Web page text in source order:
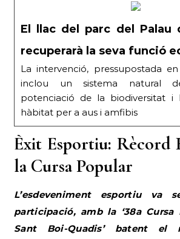
El llac del parc del Palau
recuperarà la seva funció
La intervenció, pressupostada
inclou un sistema natural
potenciació de la biodiversitat i
hàbitat per a aus i amfibis
Èxit Esportiu: Rècord
la Cursa Popular
L’esdeveniment esportiu
participació, amb la ‘38a
Sant Boi-Quadis’ batent el